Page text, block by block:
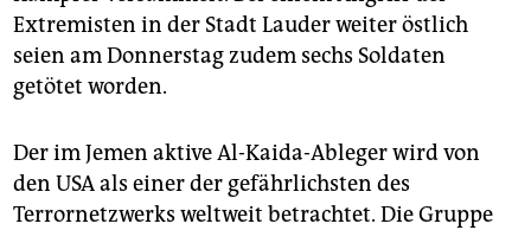
Extremisten in der Stadt Lauder weiter östlich
seien am Donnerstag zudem sechs Soldaten
getötet worden.
Der im Jemen aktive Al-Kaida-Ableger wird von
den USA als einer der gefährlichsten des
Terrornetzwerks weltweit betrachtet. Die Gruppe